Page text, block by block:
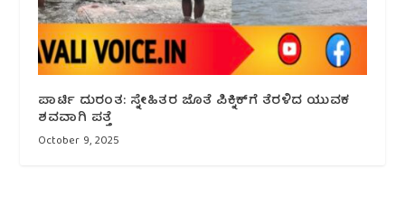
ಪಾರ್ಟಿ ದುರಂತ: ಸ್ನೇಹಿತರ ಜೊತೆ ಪಿಕ್ನಿಕ್‌ಗೆ ತೆರಳಿದ ಯುವಕ
ಶವವಾಗಿ ಪತ್ತೆ
October 9, 2025